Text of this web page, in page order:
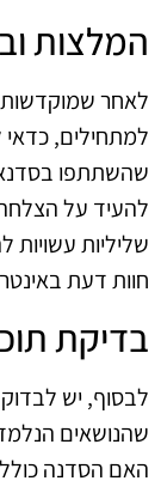
המלצות
לאחר
למתחילים,
שהשתתפו
להעיד על
שליליות עשויות
חוות דעת
בדיקת
לבסוף, יש
שהנושאים
האם הסדנה